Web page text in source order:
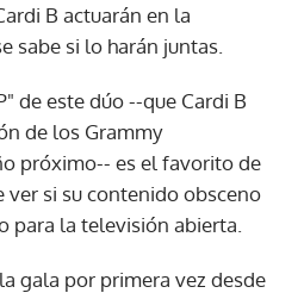
B actuarán en la
sabe si lo harán juntas.
de este dúo --que Cardi B
de los Grammy
próximo-- es el favorito de
ver si su contenido obsceno
para la televisión abierta.
gala por primera vez desde